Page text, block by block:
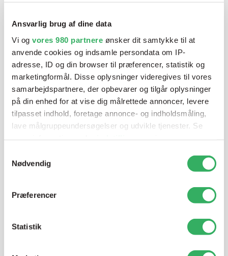
Ansvarlig brug af dine data
Vi og vores 980 partnere ønsker dit samtykke til at
anvende cookies og indsamle persondata om IP-
adresse, ID og din browser til præferencer, statistik og
marketingformål. Disse oplysninger videregives til vores
samarbejdspartnere, der opbevarer og tilgår oplysninger
på din enhed for at vise dig målrettede annoncer, levere
tilpasset indhold, foretage annonce- og indholdsmåling,
lave målgruppeundersøgelser og udvikle tjenester. Se
tilbage eller ændre indstillinger fra vores
"Cookiedeklaration", eller ved at trykke på "Privacy
Nødvendig
Præferencer
Statistik
en sprøjtepistol eller om du har behov for en
blandeanlægsløsning, kan vi hjælpe dig.
Mandag - Torsdag 07:00-15:30
Fredag 07:00-13:45
T:+45 69 89 81 05